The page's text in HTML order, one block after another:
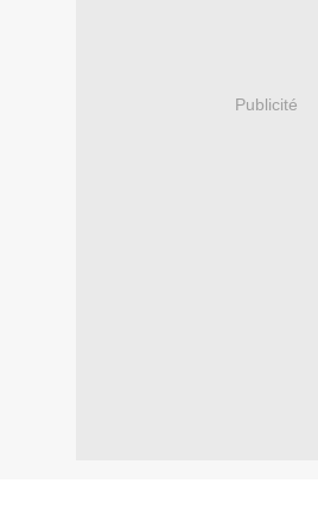
Publicité